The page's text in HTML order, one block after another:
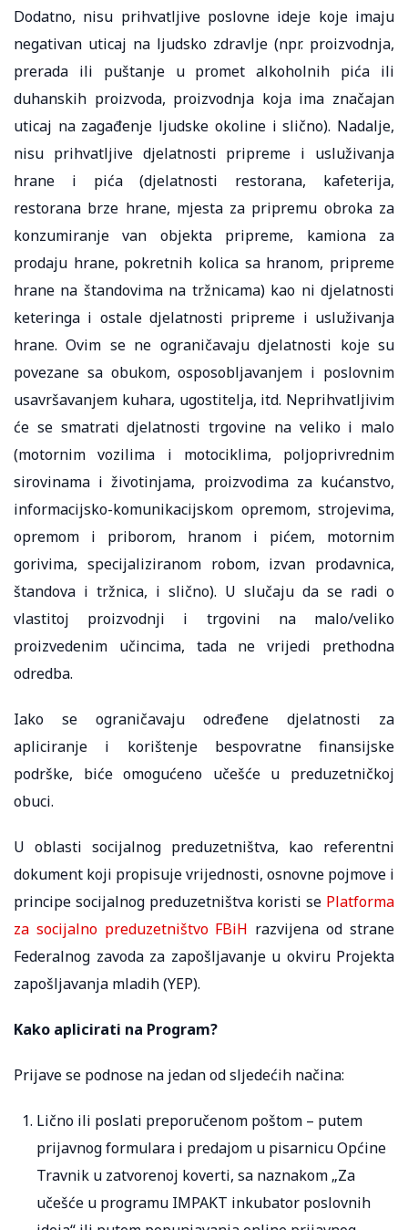
Dodatno, nisu prihvatljive poslovne ideje koje imaju
negativan uticaj na ljudsko zdravlje (npr. proizvodnja,
prerada ili puštanje u promet alkoholnih pića ili
duhanskih proizvoda, proizvodnja koja ima značajan
uticaj na zagađenje ljudske okoline i slično). Nadalje,
nisu prihvatljive djelatnosti pripreme i usluživanja
hrane i pića (djelatnosti restorana, kafeterija,
restorana brze hrane, mjesta za pripremu obroka za
konzumiranje van objekta pripreme, kamiona za
prodaju hrane, pokretnih kolica sa hranom, pripreme
hrane na štandovima na tržnicama) kao ni djelatnosti
keteringa i ostale djelatnosti pripreme i usluživanja
hrane. Ovim se ne ograničavaju djelatnosti koje su
povezane sa obukom, osposobljavanjem i poslovnim
usavršavanjem kuhara, ugostitelja, itd. Neprihvatljivim
će se smatrati djelatnosti trgovine na veliko i malo
(motornim vozilima i motociklima, poljoprivrednim
sirovinama i životinjama, proizvodima za kućanstvo,
informacijsko-komunikacijskom opremom, strojevima,
opremom i priborom, hranom i pićem, motornim
gorivima, specijaliziranom robom, izvan prodavnica,
štandova i tržnica, i slično). U slučaju da se radi o
vlastitoj proizvodnji i trgovini na malo/veliko
proizvedenim učincima, tada ne vrijedi prethodna
odredba.
Iako se ograničavaju određene djelatnosti za
apliciranje i korištenje bespovratne finansijske
podrške, biće omogućeno učešće u preduzetničkoj
obuci.
U oblasti socijalnog preduzetništva, kao referentni
dokument koji propisuje vrijednosti, osnovne pojmove i
principe socijalnog preduzetništva koristi se Platforma
za socijalno preduzetništvo FBiH razvijena od strane
Federalnog zavoda za zapošljavanje u okviru Projekta
zapošljavanja mladih (YEP).
Kako aplicirati na Program?
Prijave se podnose na jedan od sljedećih načina:
Lično ili poslati preporučenom poštom – putem
prijavnog formulara i predajom u pisarnicu Općine
Travnik u zatvorenoj koverti, sa naznakom „Za
učešće u programu IMPAKT inkubator poslovnih